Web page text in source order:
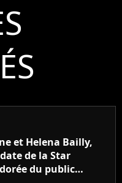
et Helena Bailly,
de la Star
du public